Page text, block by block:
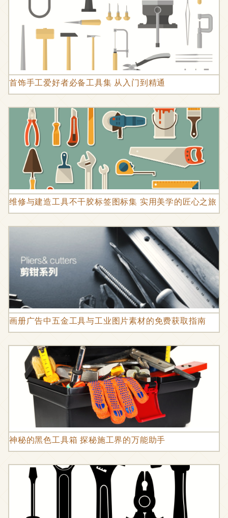
首饰手工爱好者必备工具集 从入门到精通
维修与建造工具不干胶标签图标集 实用美学的匠心之旅
画册广告中五金工具与工业图片素材的免费获取指南
神秘的黑色工具箱 探秘施工界的万能助手